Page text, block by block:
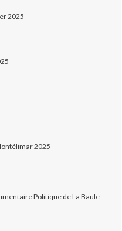
2025
2025
Politique de La Baule